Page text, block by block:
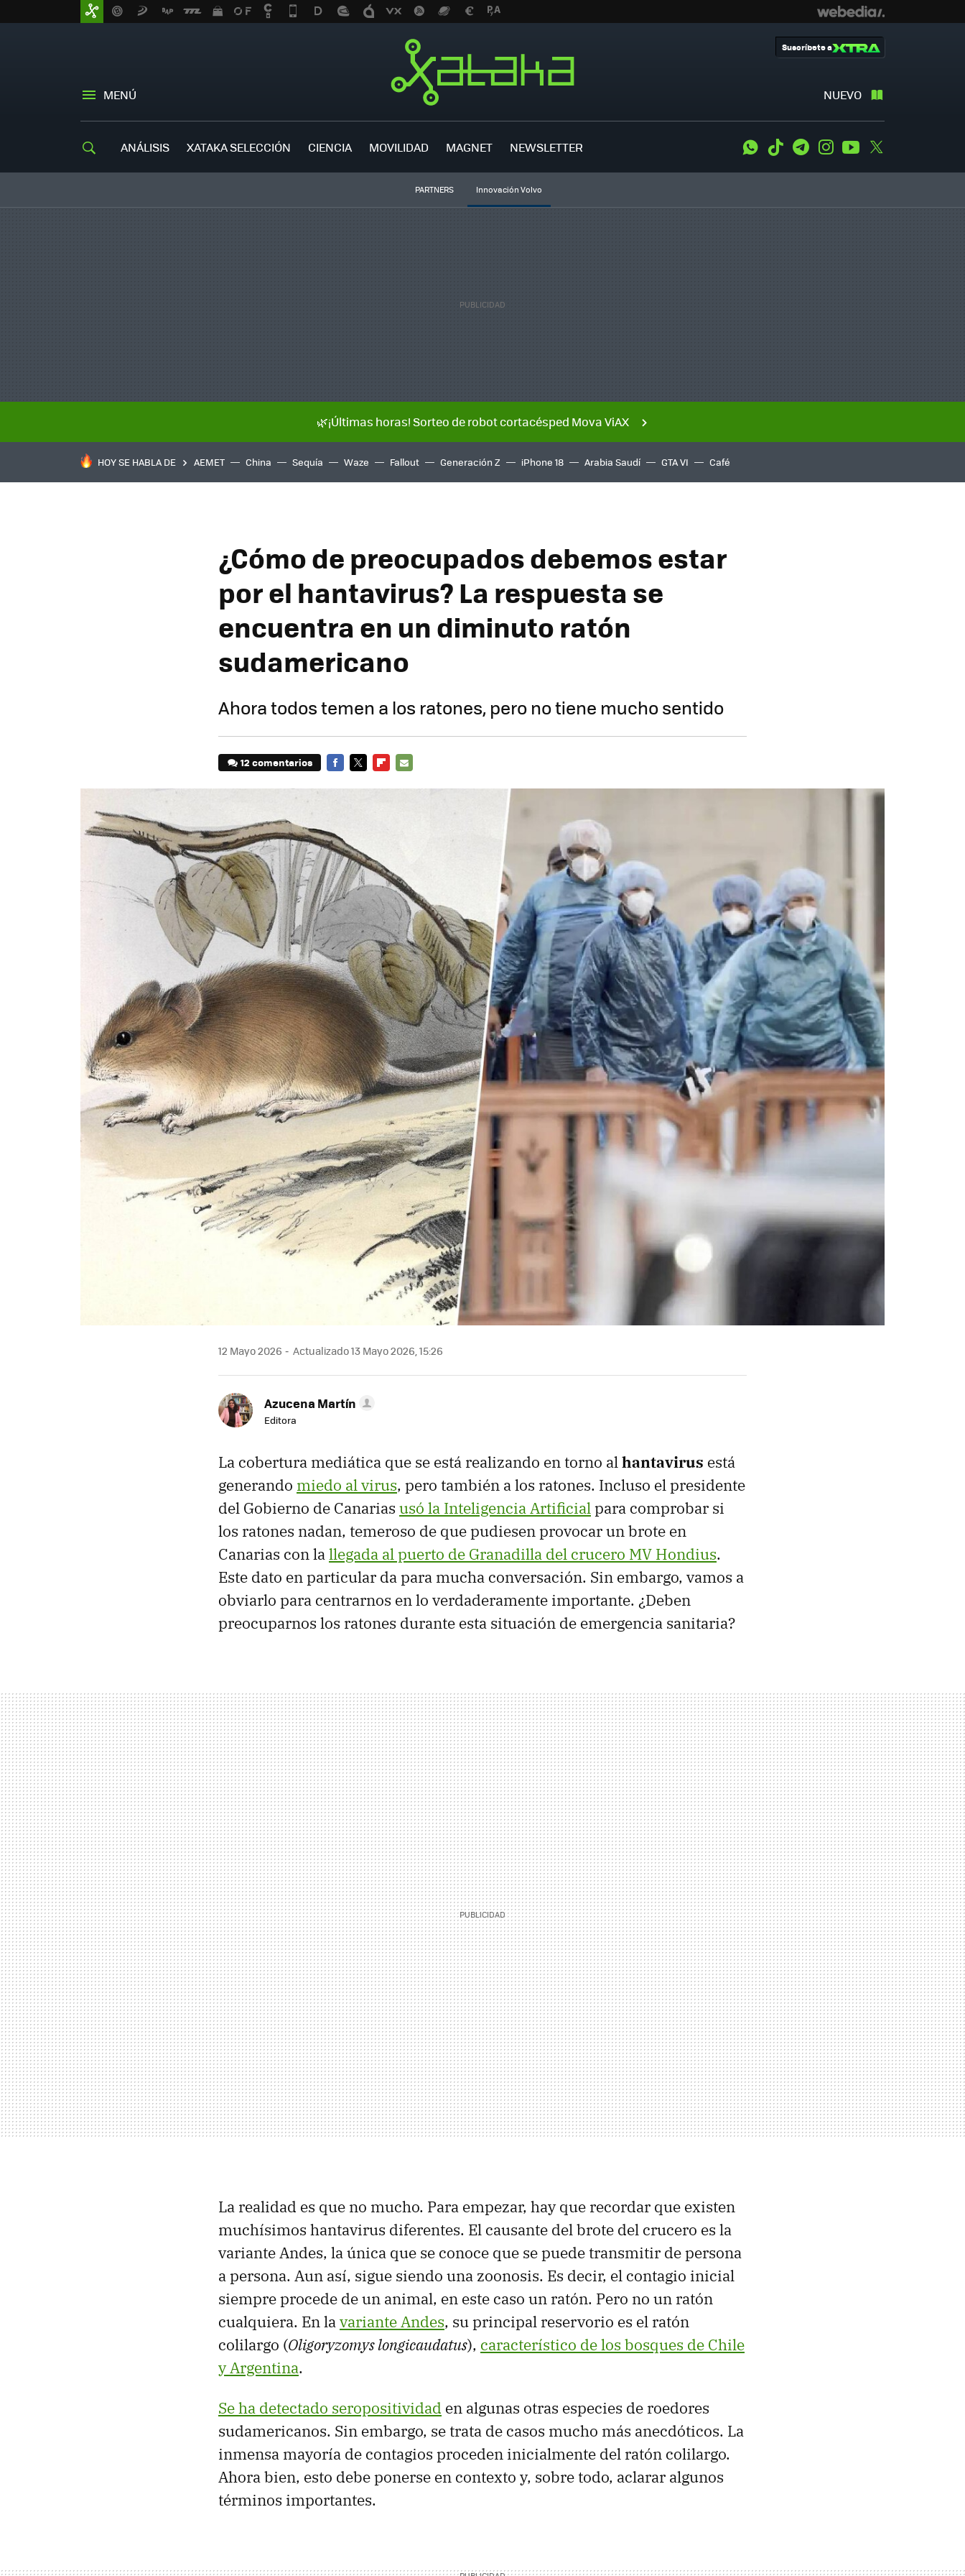
MENÚ NUEVO
Suscríbete a
ANÁLISIS XATAKA SELECCIÓN CIENCIA MOVILIDAD MAGNET NEWSLETTER WhatsApp
Tiktok TelegramInstagramYoutube
PARTNERS Innovación Volvo
🌿¡Últimas horas! Sorteo de robot cortacésped Mova ViAX
HOY SE HABLA DE AEMET China Sequía Waze Fallout Generación Z iPhone 18 Arabia Saudí GTA VI Café
¿Cómo de preocupados debemos estar
por el hantavirus? La respuesta se
encuentra en un diminuto ratón
sudamericano
Ahora todos temen a los ratones, pero no tiene mucho sentido
12 comentarios
12 Mayo 2026 Actualizado 13 Mayo 2026, 15:26
Azucena Martín
Editora
La cobertura mediática que se está realizando en torno alhantavirus está
generando miedo al virus, pero también a los ratones. Incluso el presidente
del Gobierno de Canarias usó la Inteligencia Artificialpara comprobar si
los ratones nadan, temeroso de que pudiesen provocar un brote en
Canarias con lallegada al puerto de Granadilla del crucero MV Hondius.
Este dato en particular da para mucha conversación. Sin embargo, vamos a
obviarlo para centrarnos en lo verdaderamente importante. ¿Deben
preocuparnos los ratones durante esta situación de emergencia sanitaria?
La realidad es que no mucho. Para empezar, hay que recordar que existen
muchísimos hantavirus diferentes. El causante del brote del crucero es la
variante Andes, la única que se conoce que se puede transmitir de persona
a persona. Aun así, sigue siendo una zoonosis. Es decir, el contagio inicial
siempre procede de un animal, en este caso un ratón. Pero no un ratón
cualquiera. En lavariante Andes, su principal reservorio es el ratón
colilargo (Oligoryzomys longicaudatus), característico de los bosques de Chile
y Argentina.
Se ha detectado seropositividad en algunas otras especies de roedores
sudamericanos. Sin embargo, se trata de casos mucho más anecdóticos. La
inmensa mayoría de contagios proceden inicialmente del ratón colilargo.
Ahora bien, esto debe ponerse en contexto y, sobre todo, aclarar algunos
términos importantes.